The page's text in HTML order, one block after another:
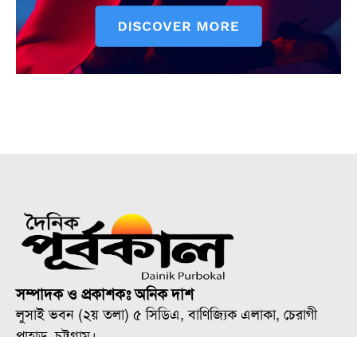
সম্পাদক ও প্রকাশকঃ অনিক দাশ
লুসাই ভবন (২য় তলা) ৫ সিডিএ, বাণিজ্যিক এলাকা, চেরাগী